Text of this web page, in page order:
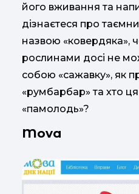
його вживання та
дізнаєтеся про
назвою «ковердяка»,
рослинами досі не
собою «сажавку», як
«румбарбар» та хто
«памолодь»?
Mova